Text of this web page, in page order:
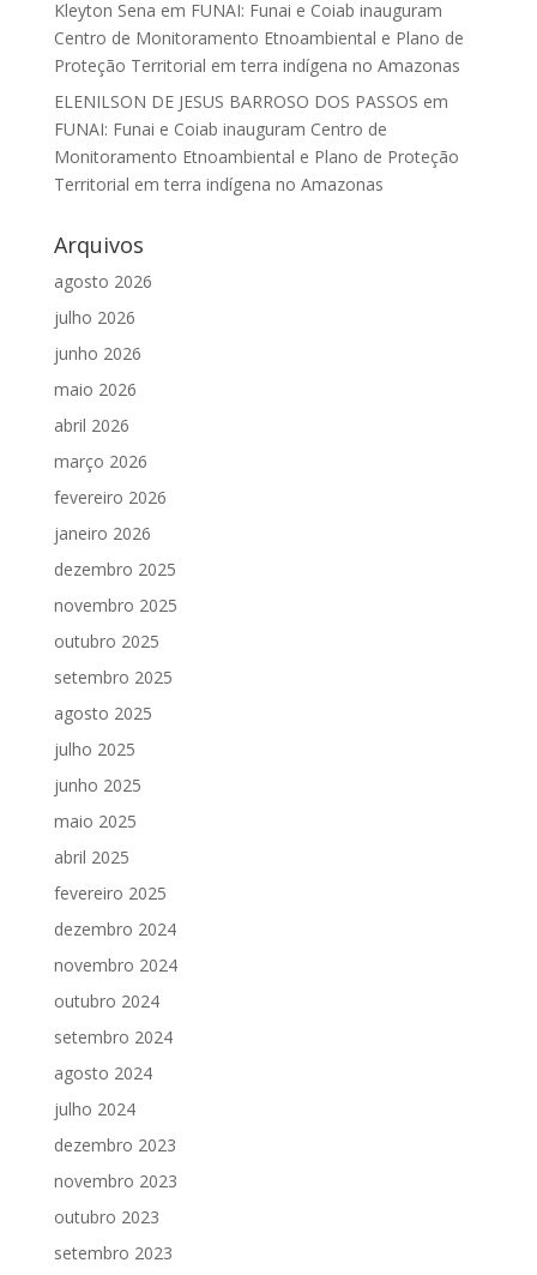
Kleyton Sena em FUNAI: Funai e Coiab inauguram
Centro de Monitoramento Etnoambiental e Plano de
Proteção Territorial em terra indígena no Amazonas
ELENILSON DE JESUS BARROSO DOS PASSOS em
FUNAI: Funai e Coiab inauguram Centro de
Monitoramento Etnoambiental e Plano de Proteção
Territorial em terra indígena no Amazonas
Arquivos
agosto 2026
julho 2026
junho 2026
maio 2026
abril 2026
março 2026
fevereiro 2026
janeiro 2026
dezembro 2025
novembro 2025
outubro 2025
setembro 2025
agosto 2025
julho 2025
junho 2025
maio 2025
abril 2025
fevereiro 2025
dezembro 2024
novembro 2024
outubro 2024
setembro 2024
agosto 2024
julho 2024
dezembro 2023
novembro 2023
outubro 2023
setembro 2023